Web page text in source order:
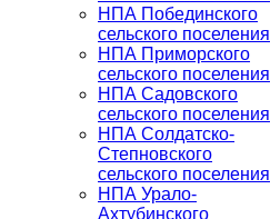
НПА Побединского
сельского поселения
НПА Приморского
сельского поселения
НПА Садовского
сельского поселения
НПА Солдатско-
Степновского
сельского поселения
НПА Урало-
Ахтубинского